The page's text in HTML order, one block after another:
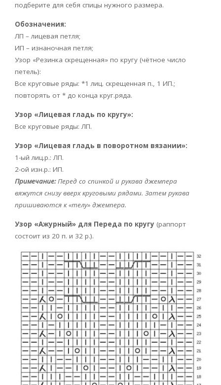
подберите для себя спицы нужного размера.
Обозначения:
ЛП – лицевая петля;
ИП – изнаночная петля;
Узор «Резинка скрещенная» по кругу (чётное число
петель):
Все круговые ряды: *1 лиц. скрещенная п., 1 ИП.;
повторять от * до конца круг.ряда.
Узор «Лицевая гладь по кругу»:
Все круговые ряды: ЛП.
Узор «Лицевая гладь в поворотном вязании»:
1-ый лиц.р.: ЛП.
2-ой изн.р.: ИП.
Примечание:Перед со спинкой и рукава джемпера
вяжутся снизу вверх круговыми рядами. Затем рукава
пришиваются к «телу» джемпера.
Узор «Ажурный» для Переда по кругу (раппорт
состоит из 20 п. и 32 р.).